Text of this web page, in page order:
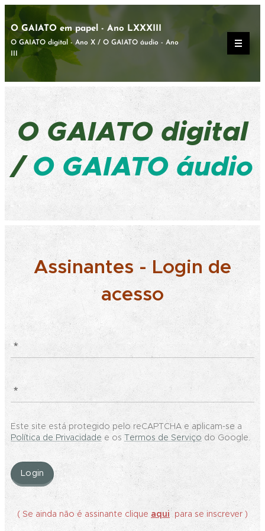
O GAIATO em papel - Ano LXXXIII
O GAIATO digital - Ano X / O GAIATO áudio - Ano
O GAIATOdigital
/O GAIATO áudio
Assinantes - Login de
acesso
Este site está protegido pelo reCAPTCHA e aplicam-se a
Política de Privacidade e os Termos de Serviço do Google.
Login
( Se ainda não é assinante clique aquipara se inscrever )